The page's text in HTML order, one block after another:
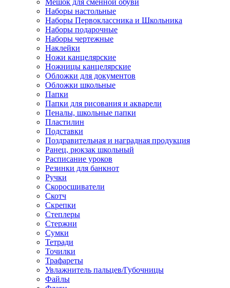
Мешок для сменной обуви
Наборы настольные
Наборы Первоклассника и Школьника
Наборы подарочные
Наборы чертежные
Наклейки
Ножи канцелярские
Ножницы канцелярские
Обложки для документов
Обложки школьные
Папки
Папки для рисования и акварели
Пеналы, школьные папки
Пластилин
Подставки
Поздравительная и наградная продукция
Ранец, рюкзак школьный
Расписание уроков
Резинки для банкнот
Ручки
Скоросшиватели
Скотч
Скрепки
Степлеры
Стержни
Сумки
Тетради
Точилки
Трафареты
Увлажнитель пальцев/Губочницы
Файлы